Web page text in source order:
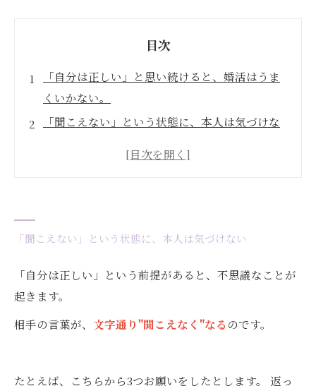
目次
「自分は正しい」と思い続けると、婚活はうま
くいかない。
「聞こえない」という状態に、本人は気づけな
「100％正しい人」は、この世に存在しない
る
「理解してほしい」は、実は"高望み"になるこ
とがある
婚活で最初にすべきことは、条件探しではなく
「聞こえない」という状態に、本人は気づけない
「自分は正しい」という前提があると、不思議なことが
起きます。
相手の言葉が、 文字通り"聞こえなく"なる のです。
たとえば、こちらから3つお願いをしたとします。 返っ